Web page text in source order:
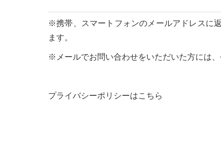
※携帯、スマートフォンのメールアドレスに
ます。
※メールでお問い合わせをいただいた方には
プライバシーポリシーはこちら